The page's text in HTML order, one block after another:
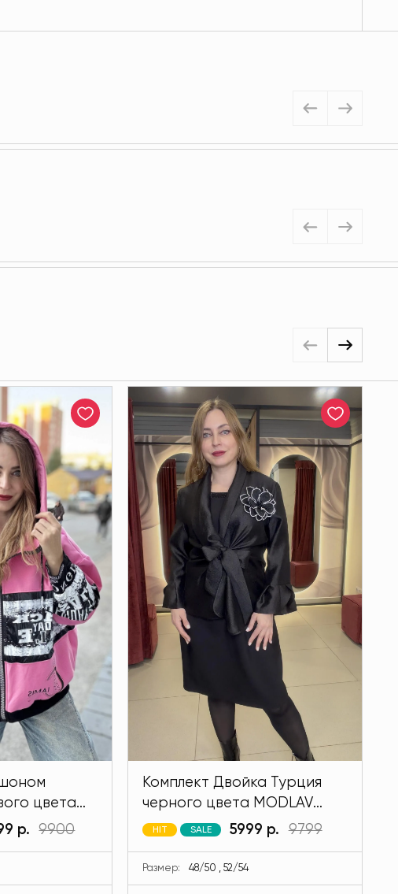
цвета
26
р. 9900
Комплект Двойка Турция
черного цвета MODLAV
ML6377-13
HIT SALE 5999 р. 9799
Размер: 48/50 , 52/54